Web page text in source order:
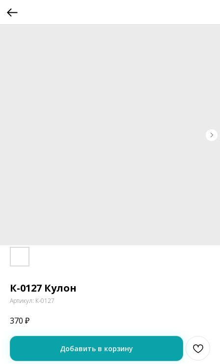
К-0127 Кулон
Артикул: К-0127
370 ₽
Добавить в корзину